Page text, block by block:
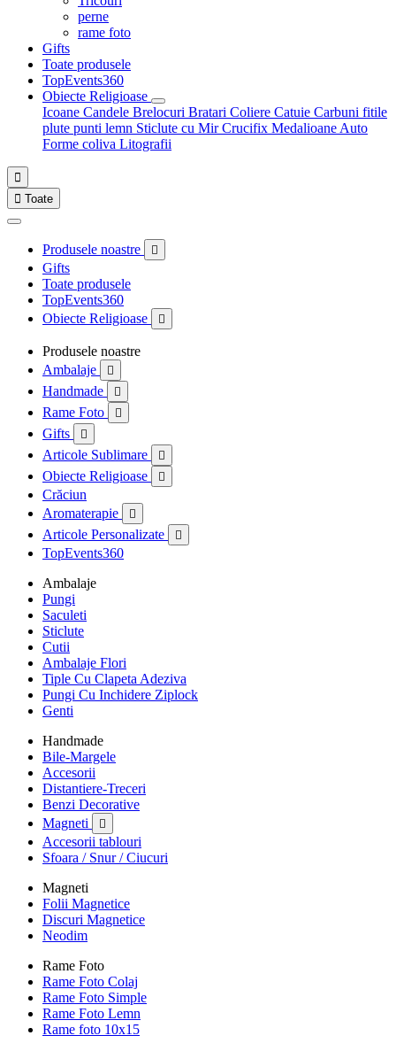
perne
rame foto
Gifts
Toate produsele
TopEvents360
Obiecte Religioase
Icoane Candele Brelocuri Bratari Coliere Catuie Carbuni fitile
plute punti lemn Sticlute cu MirCrucifix Medalioane Auto
Forme coliva Litografii

 Toate
Produsele noastre 
Gifts
Toate produsele
TopEvents360
Obiecte Religioase

Produsele noastre
Ambalaje

Handmade 
Rame Foto 
Gifts 
Articole Sublimare 
Obiecte Religioase 
Crăciun
Aromaterapie

Articole Personalizate 
TopEvents360
Ambalaje
Pungi
Saculeti
Sticlute
Cutii
Ambalaje Flori
Tiple Cu Clapeta Adeziva
Pungi Cu Inchidere Ziplock
Genti
Handmade
Bile-Margele
Accesorii
Distantiere-Treceri
Benzi Decorative
Magneti

Accesorii tablouri
Sfoara / Snur / Ciucuri
Magneti
Folii Magnetice
Discuri Magnetice
Neodim
Rame Foto
Rame Foto Colaj
Rame Foto Simple
Rame Foto Lemn
Rame foto 10x15